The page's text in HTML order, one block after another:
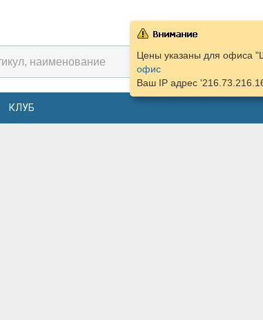
КЛУБ
Цены указаны для офиса
офис
Ваш IP адрес